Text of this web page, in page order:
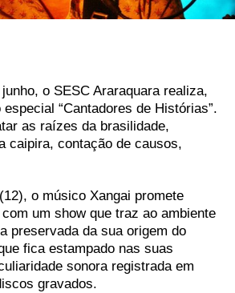
o SESC Araraquara realiza,
“Cantadores de Histórias”.
as raízes da brasilidade,
caipira, contação de causos,
o músico Xangai promete
um show que traz ao ambiente
preservada da sua origem do
fica estampado nas suas
sonora registrada em
gravados.